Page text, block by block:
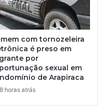
com tornozeleira
é preso em
por
sexual em
de Arapiraca
horas atrás